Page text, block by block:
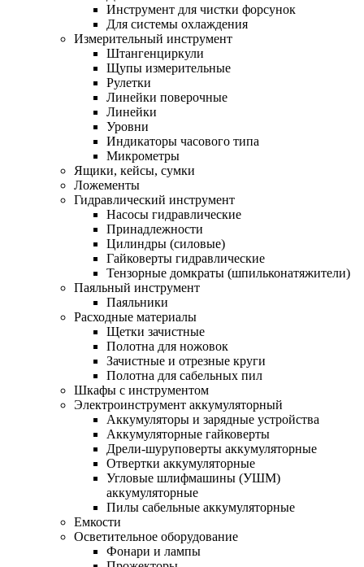
Инструмент для чистки форсунок
Для системы охлаждения
Измерительный инструмент
Штангенциркули
Щупы измерительные
Рулетки
Линейки поверочные
Линейки
Уровни
Индикаторы часового типа
Микрометры
Ящики, кейсы, сумки
Ложементы
Гидравлический инструмент
Насосы гидравлические
Принадлежности
Цилиндры (силовые)
Гайковерты гидравлические
Тензорные домкраты (шпильконатяжители)
Паяльный инструмент
Паяльники
Расходные материалы
Щетки зачистные
Полотна для ножовок
Зачистные и отрезные круги
Полотна для сабельных пил
Шкафы с инструментом
Электроинструмент аккумуляторный
Аккумуляторы и зарядные устройства
Аккумуляторные гайковерты
Дрели-шуруповерты аккумуляторные
Отвертки аккумуляторные
Угловые шлифмашины (УШМ)
аккумуляторные
Пилы сабельные аккумуляторные
Емкости
Осветительное оборудование
Фонари и лампы